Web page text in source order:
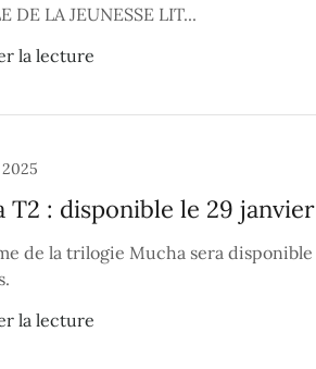
DE LA JEUNESSE LIT...
la lecture
T2 : disponible le 29
de la trilogie Mucha sera
la lecture